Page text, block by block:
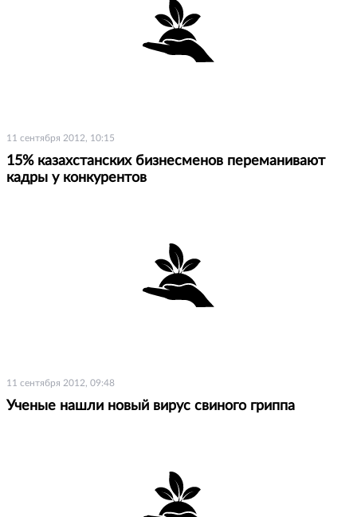
11 сентября 2012, 10:15
15% казахстанских бизнесменов переманивают
кадры у конкурентов
11 сентября 2012, 09:48
Ученые нашли новый вирус свиного гриппа